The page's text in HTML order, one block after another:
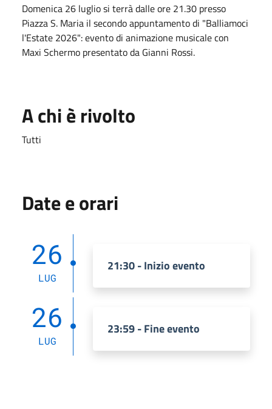
Domenica 26 luglio si terrà dalle ore 21.30 presso
Piazza S. Maria il secondo appuntamento di "Balliamoci
l'Estate 2026": evento di animazione musicale con
Maxi Schermo presentato da Gianni Rossi.
A chi è rivolto
Tutti
Date e orari
26
LUG
21:30 - Inizio evento
26
LUG
23:59 - Fine evento